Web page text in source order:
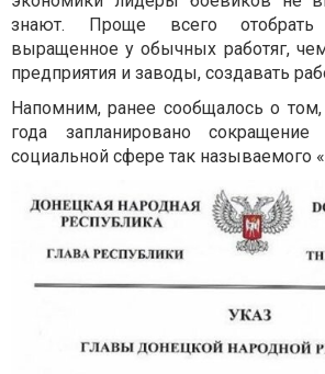
знают. Проще всего отобрать
выращенное у обычных работяг,
предприятия и заводы, создавать
Напомним, ранее сообщалось о том,
года запланировано
социальной сфере так называемого